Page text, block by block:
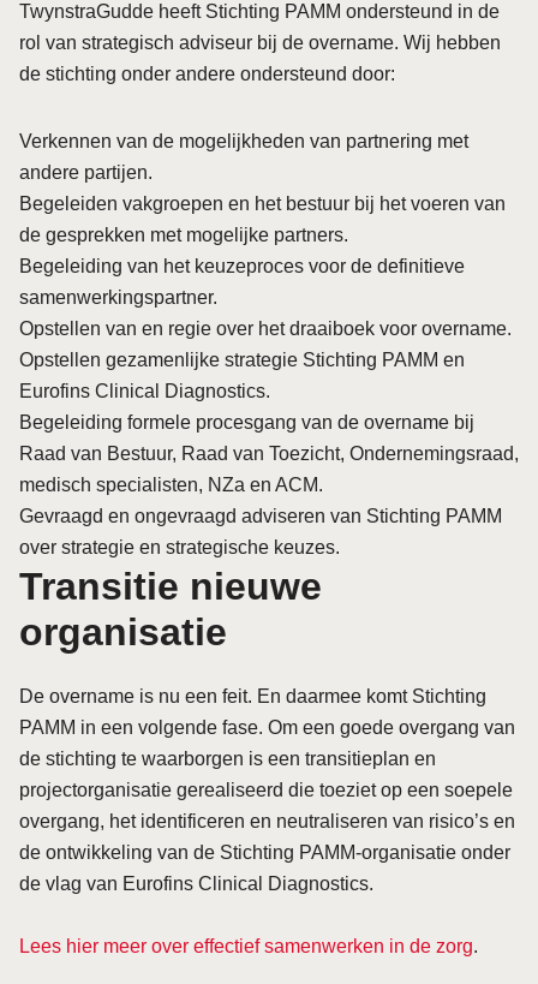
TwynstraGudde heeft Stichting PAMM ondersteund in de
rol van strategisch adviseur bij de overname. Wij hebben
de stichting onder andere ondersteund door:
Verkennen van de mogelijkheden van partnering met
andere partijen.
Begeleiden vakgroepen en het bestuur bij het voeren van
de gesprekken met mogelijke partners.
Begeleiding van het keuzeproces voor de definitieve
samenwerkingspartner.
Opstellen van en regie over het draaiboek voor overname.
Opstellen gezamenlijke strategie Stichting PAMM en
Eurofins Clinical Diagnostics.
Begeleiding formele procesgang van de overname bij
Raad van Bestuur, Raad van Toezicht, Ondernemingsraad,
medisch specialisten, NZa en ACM.
Gevraagd en ongevraagd adviseren van Stichting PAMM
over strategie en strategische keuzes.
Transitie nieuwe
organisatie
De overname is nu een feit. En daarmee komt Stichting
PAMM in een volgende fase. Om een goede overgang van
de stichting te waarborgen is een transitieplan en
projectorganisatie gerealiseerd die toeziet op een soepele
overgang, het identificeren en neutraliseren van risico’s en
de ontwikkeling van de Stichting PAMM-organisatie onder
de vlag van Eurofins Clinical Diagnostics.
Lees hier meer over effectief samenwerken in de zorg.